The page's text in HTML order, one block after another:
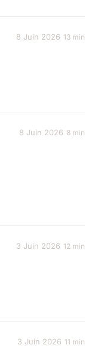
8 Juin 2026 13 min
8 Juin 2026 8 min
3 Juin 2026 12 min
3 Juin 2026 11 min